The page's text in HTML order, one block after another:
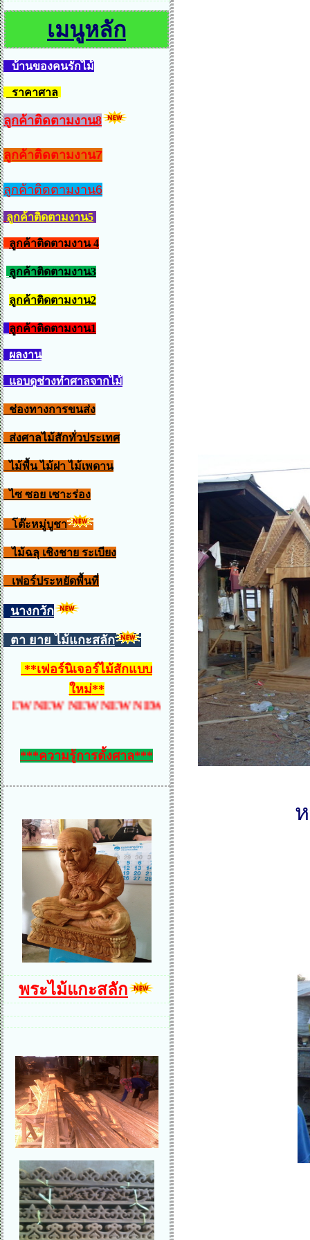
เมนูหลัก
บ้านของคนรักไม้
ราคาศาล
ลูกค้าติดตามงาน8
ลูกค้าติดตามงาน7
ลูกค้าติดตามงาน6
ลูกค้าติดตามงาน5
ลูกค้าติดตามงาน 4
ลูกค้าติดตามงาน3
ลูกค้าติดตามงาน2
ลูกค้าติดตามงาน1
ผลงาน
แอบดูช่างทำศาลจากไม้
ช่องทางการขนส่ง
ส่งศาลไม้สักทั่วประเทศ
ไม้พื้น ไม้ฝา ไม้เพดาน
ไซ ซอย เซาะร่อง
โต๊ะหมู่บูชา
ไม้ฉลุ เชิงชาย ระเบียง
เฟอร์ประหยัดพื้นที่
นางกวัก
ตา ยาย ไม้แกะสลัก
**เฟอร์นิเจอร์ไม้สักแบบ
ใหม่**
NEW NEW NEW NEW NEW NEW NEW
***ความรู้การตั้งศาล***
พระไม้แกะสลัก